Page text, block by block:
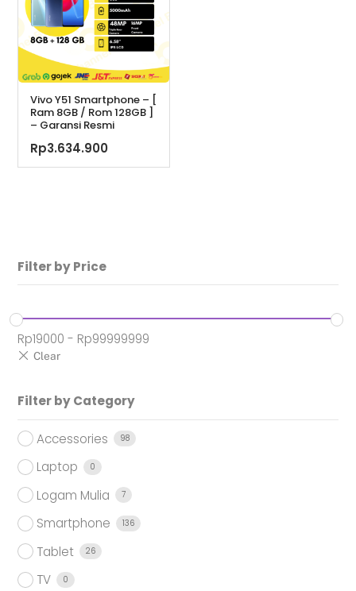
Vivo Y51 Smartphone – [
Ram 8GB / Rom 128GB ]
– Garansi Resmi
Rp3.634.900
Filter by Price
Rp19000 - Rp99999999
Filter by Category
Accessories 98
Laptop 0
Logam Mulia 7
Smartphone 136
Tablet 26
TV 0